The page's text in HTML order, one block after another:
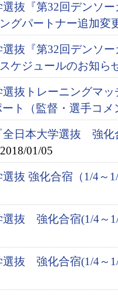
抜『第32回デンソ
グパートナー追加変
抜『第32回デンソ
ケジュールのお知ら
抜トレーニングマ
ト（監督・選手コメ
全日本大学選抜 強
2018/01/05
抜 強化合宿（1/4～
選抜 強化合宿(1/4～
選抜 強化合宿(1/4～